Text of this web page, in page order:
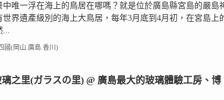
唯一浮在海上的鳥居在哪嗎？就是位於廣島縣宮島的嚴島
界遺產級別的海上大鳥居，每年3月底到4月初，在宮島上
國(岡山.廣島.香川)
之里(ガラスの里) @ 廣島最大的玻璃體驗工房、博